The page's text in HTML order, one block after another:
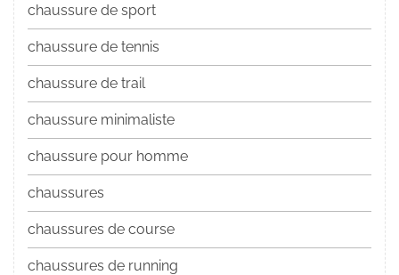
chaussure de sport
chaussure de tennis
chaussure de trail
chaussure minimaliste
chaussure pour homme
chaussures
chaussures de course
chaussures de running